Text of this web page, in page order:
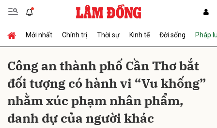
Mới nhất Chính trị Thời sự Kinh tế Đời sống Pháp
Công an thành phố Cần Thơ bắt
đối tượng có hành vi “Vu khống”
nhằm xúc phạm nhân phẩm,
danh dự của người khác
Gửi bình luận